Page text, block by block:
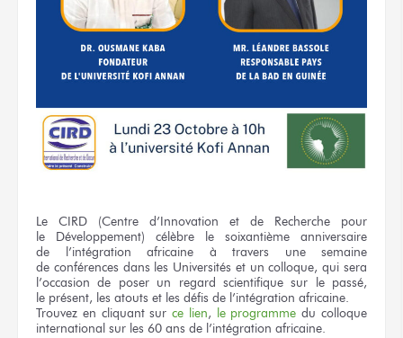
Le CIRD (Centre d’Innovation et de Recherche pour
le Développement) célèbre le soixantième anniversaire
de l’intégration africaine à travers
une semaine
de conférences dans les Universités et un colloque, qui sera
l’occasionde poser un regard scientifiquesur le passé,
le présent, les atouts et les défis de l’intégration africaine.
Trouvez en cliquant surce lien, le programme du colloque
international sur les 60 ans de l’intégration africaine.